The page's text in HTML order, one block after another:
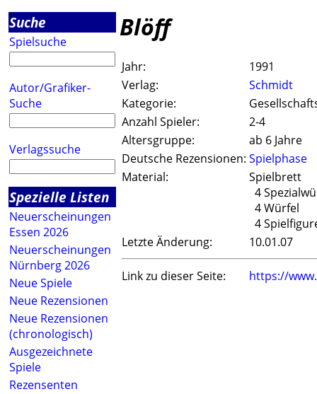
Suche
Spielsuche
Autor/Grafiker-
Suche
Verlagssuche
Spezielle Listen
Neuerscheinungen
Essen 2026
Neuerscheinungen
Nürnberg 2026
Neue Spiele
Neue Rezensionen
Neue Rezensionen
(chronologisch)
Ausgezeichnete
Spiele
Rezensenten
Blöff
Jahr:
1991
Verlag:
Schmidt
Kategorie:
Anzahl Spieler:
2-4
Altersgruppe:
ab 6 Jahre
Deutsche Rezensionen: Spielphase
Material:
Spielbrett
4
4 Würfel
4
Letzte Änderung:
10.01.07
Link zu dieser Seite: https://